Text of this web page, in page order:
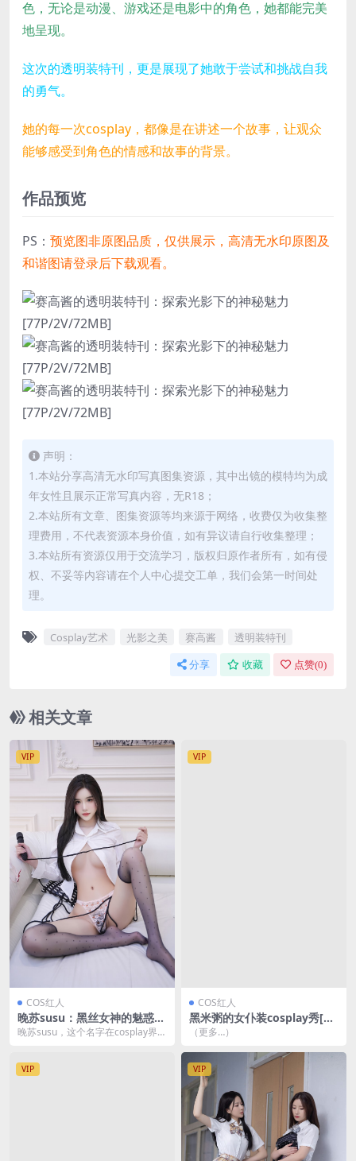
色，无论是动漫、游戏还是电影中的角色，她都能完美
地呈现。
这次的透明装特刊，更是展现了她敢于尝试和挑战自我
的勇气。
她的每一次cosplay，都像是在讲述一个故事，让观众
能够感受到角色的情感和故事的背景。
作品预览
PS： 预览图非原图品质，仅供展示，高清无水印原图及
和谐图请登录后下载观看。
声明：
1.本站分享高清无水印写真图集资源，其中出镜的模特均为成
年女性且展示正常写真内容，无R18；
2.本站所有文章、图集资源等均来源于网络，收费仅为收集整
理费用，不代表资源本身价值，如有异议请自行收集整理；
3.本站所有资源仅用于交流学习，版权归原作者所有，如有侵
权、不妥等内容请在个人中心提交工单，我们会第一时间处
理。
Cosplay艺术 光影之美 赛高酱 透明装特刊
分享 收藏 点赞(0)
相关文章
VIP
COS红人
晚苏susu：黑丝女神的魅惑演
绎[69P-223M]
晚苏susu，这个名字在cosplay界可
VIP
COS红人
黑米粥的女仆装cosplay秀[41
P/136MB]
（更多…）
VIP VIP